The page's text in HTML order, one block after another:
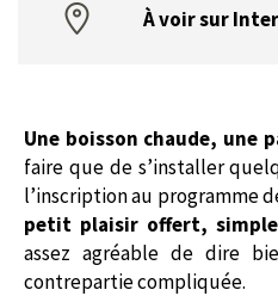
À voir sur
Une boisson chaude, une
faire que de s’installer
l’inscription au programme
petit plaisir offert,
assez agréable de dire
contrepartie compliquée.